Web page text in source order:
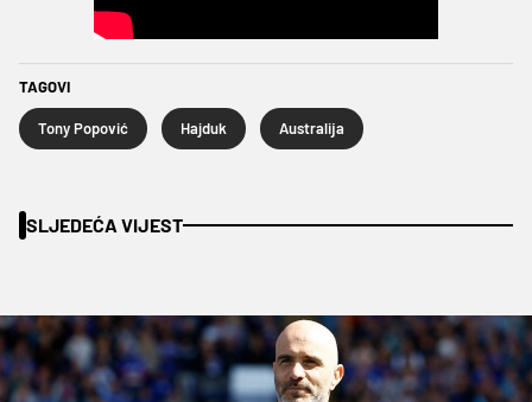
TAGOVI
Tony Popović Hajduk Australija
SLJEDEĆA VIJEST